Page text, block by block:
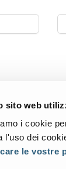
sito web
i cookie
l'uso dei
le vostre